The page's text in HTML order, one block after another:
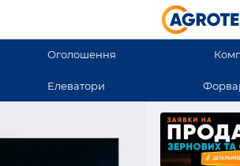
Оголошення
Елеватори